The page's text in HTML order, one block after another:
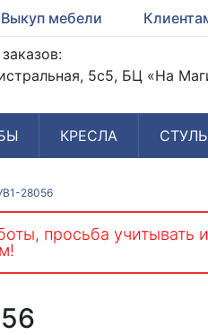
Выкуп мебели
5с5, БЦ «На
КРЕСЛА
28056
просьба учитывать